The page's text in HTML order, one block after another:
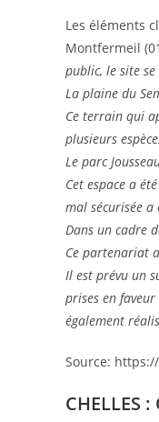
Les éléments
Montfermeil
public, le site
La plaine du
Ce terrain qui
plusieurs
Le parc
Cet espace a
mal sécurisée a
Dans un cadre
Ce partenariat
Il est prévu un
prises en
également
Source: